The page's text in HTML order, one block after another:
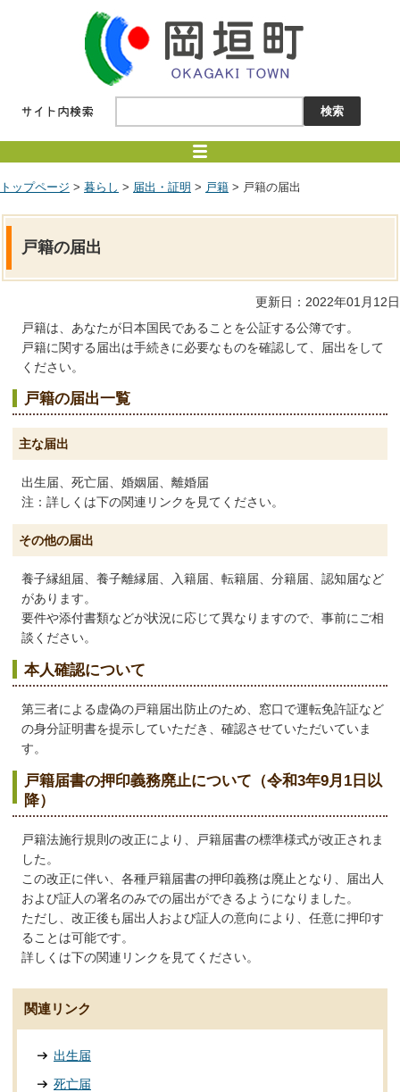
トップページ > 暮らし > 届出・証明 > 戸籍 > 戸籍の届出
戸籍の届出
更新日：2022年01月12日
戸籍は、あなたが日本国民であることを公証する公簿です。
戸籍に関する届出は手続きに必要なものを確認して、届出をして
ください。
戸籍の届出一覧
主な届出
出生届、死亡届、婚姻届、離婚届
注：詳しくは下の関連リンクを見てください。
その他の届出
養子縁組届、養子離縁届、入籍届、転籍届、分籍届、認知届など
があります。
要件や添付書類などが状況に応じて異なりますので、事前にご相
談ください。
本人確認について
第三者による虚偽の戸籍届出防止のため、窓口で運転免許証など
の身分証明書を提示していただき、確認させていただいていま
す。
戸籍届書の押印義務廃止について（令和3年9月1日以
降）
戸籍法施行規則の改正により、戸籍届書の標準様式が改正されま
した。
この改正に伴い、各種戸籍届書の押印義務は廃止となり、届出人
および証人の署名のみでの届出ができるようになりました。
ただし、改正後も届出人および証人の意向により、任意に押印す
ることは可能です。
詳しくは下の関連リンクを見てください。
関連リンク
出生届
死亡届